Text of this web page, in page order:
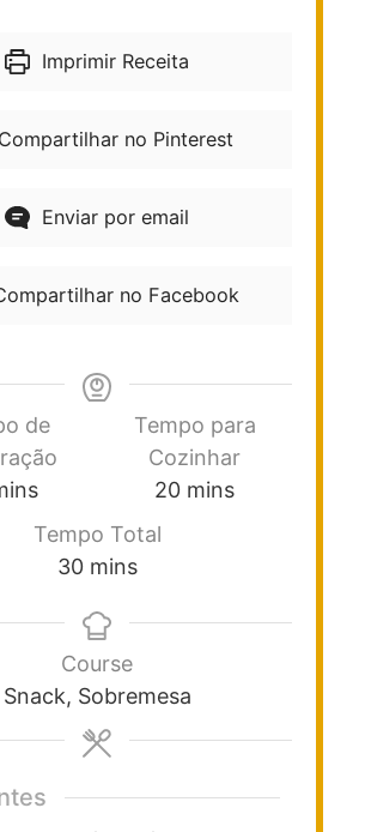
Imprimir Receita
Compartilhar no Pinterest
Enviar por email
no Facebook
de
Tempo para
Cozinhar
20 mins
Tempo Total
30 mins
Course
Snack, Sobremesa